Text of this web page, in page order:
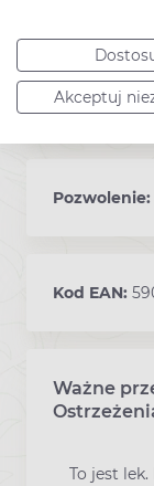
Akceptuj
Podmiot
Pozwolenie:
Kod EAN:
Ważne
To jest